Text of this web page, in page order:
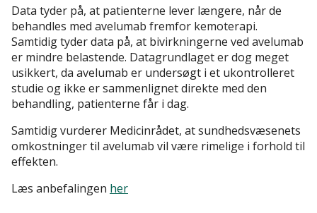
Data tyder på, at patienterne lever længere, når de
behandles med avelumab fremfor kemoterapi.
Samtidig tyder data på, at bivirkningerne ved avelumab
er mindre belastende. Datagrundlaget er dog meget
usikkert, da avelumab er undersøgt i et ukontrolleret
studie og ikke er sammenlignet direkte med den
behandling, patienterne får i dag.
Samtidig vurderer Medicinrådet, at sundhedsvæsenets
omkostninger til avelumab vil være rimelige i forhold til
effekten.
Læs anbefalingen her